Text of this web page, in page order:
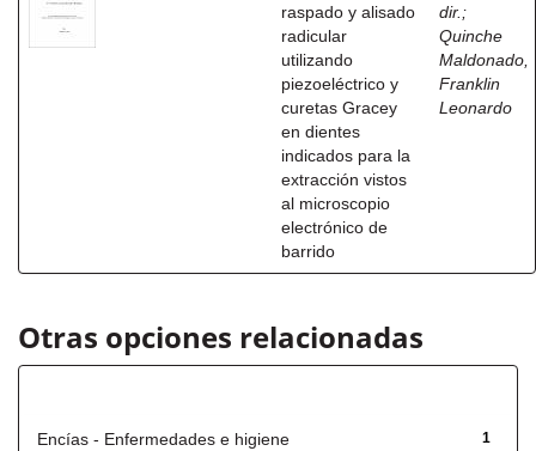
raspado y alisado
radicular
utilizando
piezoeléctrico y
curetas Gracey
en dientes
indicados para la
extracción vistos
al microscopio
electrónico de
barrido
dir. ;
Quinche
Maldonado,
Franklin
Leonardo
Otras opciones relacionadas
1
Encías - Enfermedades e higiene